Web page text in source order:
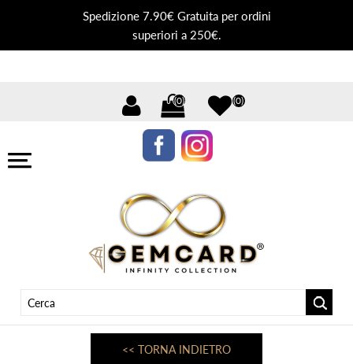
Spedizione 7.90€ Gratuita per ordini
superiori a 250€.
(0) (0)
<< TORNA INDIETRO